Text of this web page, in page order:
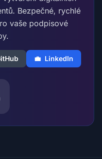
Bezpečné, rychlé
vaše podpisové
💼 LinkedIn